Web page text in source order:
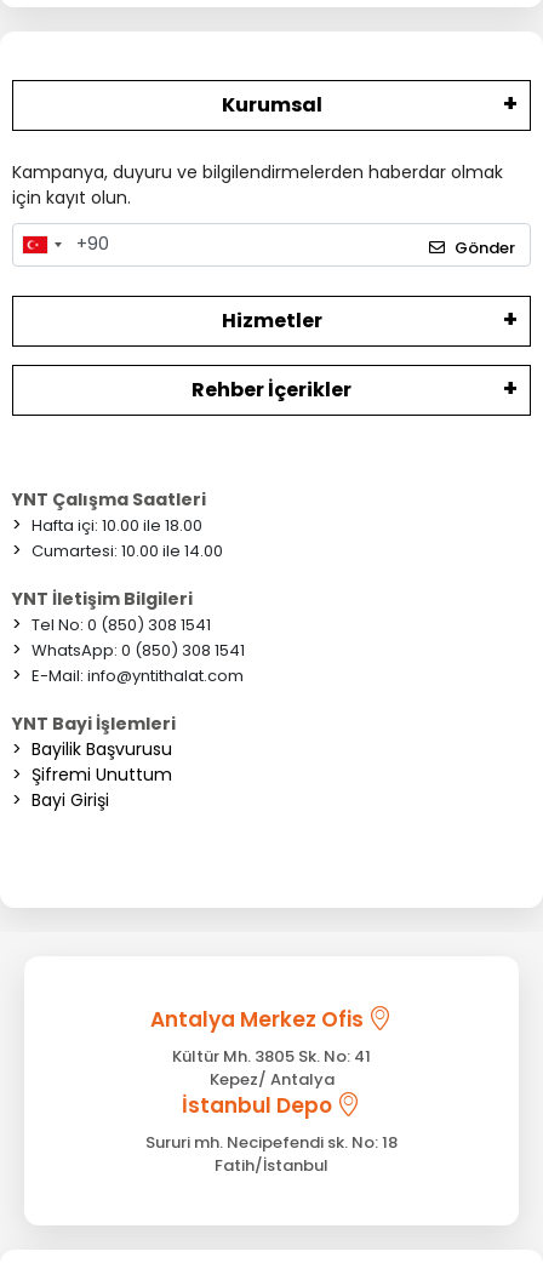
Kurumsal
Kampanya, duyuru ve bilgilendirmelerden haberdar olmak
için kayıt olun.
Gönder
Hizmetler
Rehber İçerikler
YNT Çalışma Saatleri
> Hafta içi: 10.00 ile 18.00
> Cumartesi: 10.00 ile 14.00
YNT İletişim Bilgileri
> Tel No: 0 (850) 308 1541
> WhatsApp: 0 (850) 308 1541
> E-Mail: info@yntithalat.com
YNT Bayi İşlemleri
> Bayilik Başvurusu
> Şifremi Unuttum
> Bayi Girişi
Antalya Merkez Ofis
Kültür Mh. 3805 Sk. No: 41
Kepez/ Antalya
İstanbul Depo
Sururi mh. Necipefendi sk. No: 18
Fatih/İstanbul